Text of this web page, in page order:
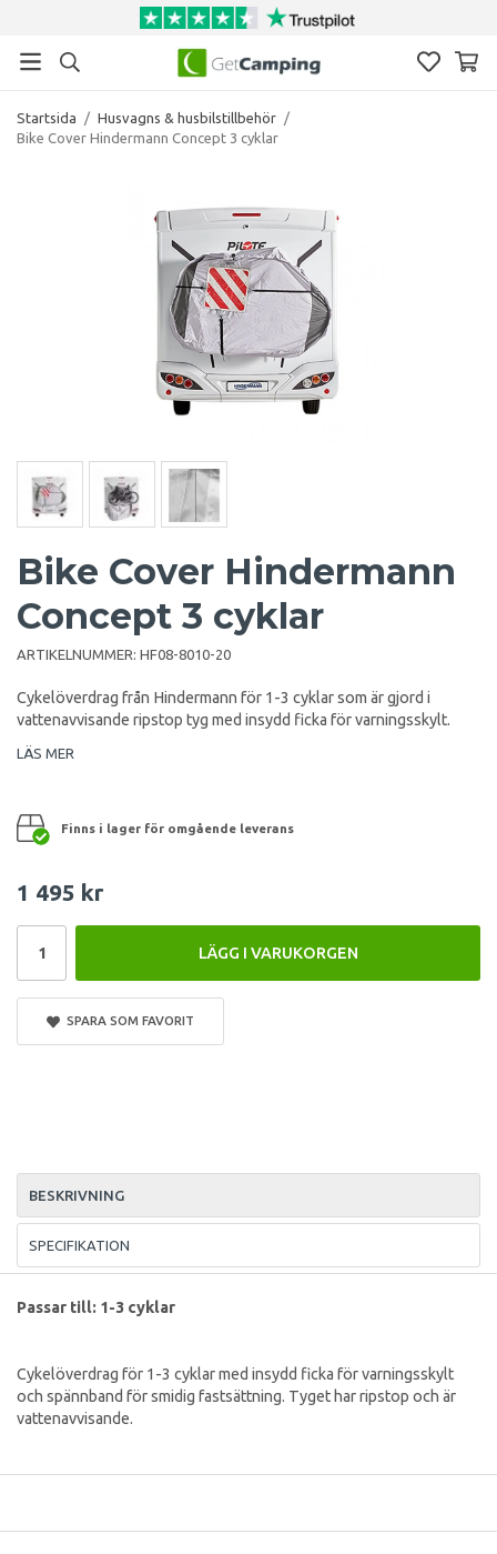
Startsida / Husvagns & husbilstillbehör /
Bike Cover Hindermann Concept 3 cyklar
Bike Cover Hindermann
Concept 3 cyklar
ARTIKELNUMMER: HF08-8010-20
Cykelöverdrag från Hindermann för 1-3 cyklar som är gjord i
vattenavvisande ripstop tyg med insydd ficka för varningsskylt.
LÄS MER
Finns i lager för omgående leverans
1 495 kr
LÄGG I VARUKORGEN
SPARA SOM FAVORIT
BESKRIVNING
SPECIFIKATION
Passar till: 1-3 cyklar
Cykelöverdrag för 1-3 cyklar med insydd ficka för varningsskylt
och spännband för smidig fastsättning. Tyget har ripstop och är
vattenavvisande.